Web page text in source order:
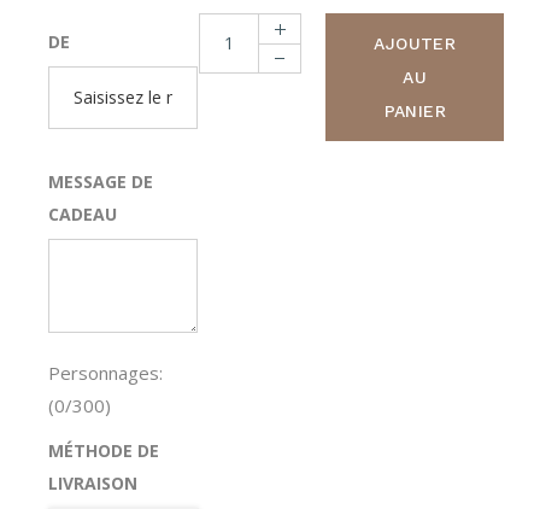
DE
MESSAGE DE
CADEAU
Personnages:
(0/300)
MÉTHODE DE
LIVRAISON
Carte cadeau 75€ quantity
AJOUTER
AU
PANIER